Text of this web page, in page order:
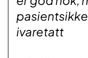
ivaretatt